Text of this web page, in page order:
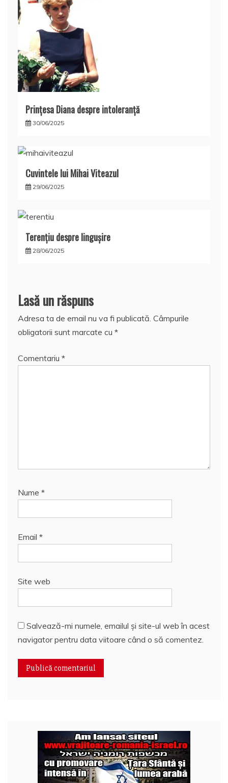
Prințesa Diana despre intoleranță
30/06/2025
Cuvintele lui Mihai Viteazul
29/06/2025
Terențiu despre lingușire
28/06/2025
Lasă un răspuns
Adresa ta de email nu va fi publicată. Câmpurile
obligatorii sunt marcate cu *
Comentariu *
Nume *
Email *
Site web
Salvează-mi numele, emailul și site-ul web în acest
navigator pentru data viitoare când o să comentez.